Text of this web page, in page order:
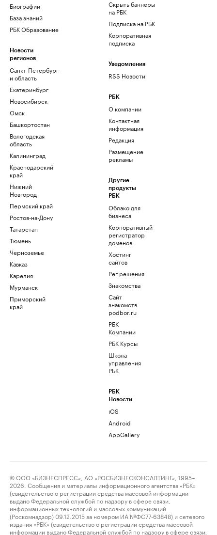
Биографии
База знаний
РБК Образование
Новости
регионов
Санкт-Петербург
и область
Екатеринбург
Новосибирск
Омск
Башкортостан
Вологодская
область
Калининград
Краснодарский
край
Нижний
Новгород
Пермский край
Ростов-на-Дону
Татарстан
Тюмень
Черноземье
Кавказ
Карелия
Мурманск
Приморский
край
Скрыть баннеры
на РБК
Подписка на РБК
Корпоративная
подписка
Уведомления
RSS Новости
РБК
О компании
Контактная
информация
Редакция
Размещение
рекламы
Другие
продукты
РБК
Облако для
бизнеса
Корпоративный
регистратор
доменов
Хостинг
сайтов
Рег.решения
Знакомства
Сайт
знакомств
podbor.ru
РБК
Компании
РБК Курсы
Школа
управления
РБК
РБК
Новости
iOS
Android
AppGallery
© ООО «БИЗНЕСПРЕСС», АО «РОСБИЗНЕСКОНСАЛТИНГ», 1995–
2026. Сообщения и материалы информационного агентства «РБК»
(свидетельство о регистрации средства массовой информации
выдано Федеральной службой по надзору в сфере связи,
информационных технологий и массовых коммуникаций
(Роскомнадзор) 09.12.2015 за номером ИА №ФС77-63848) и сетевого
издания «РБК» (свидетельство о регистрации средства массовой
информации выдано Федеральной службой по надзору в сфере связи,